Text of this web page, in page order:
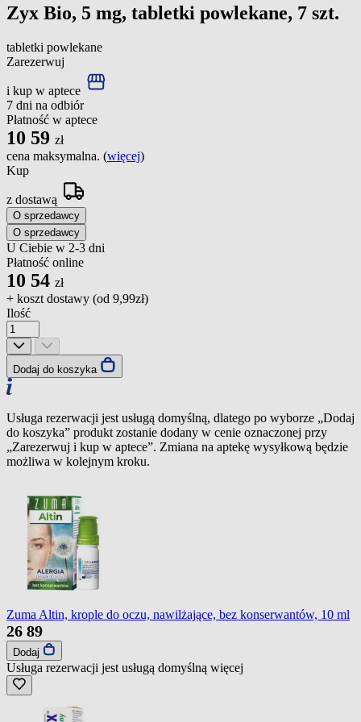
Zyx Bio, 5 mg, tabletki powlekane, 7 szt.
tabletki powlekane
Zarezerwuj
i kup w aptece
7 dni na odbiór
Płatność w aptece
10 59 zł
cena maksymalna. (więcej)
Kup
z dostawą
O sprzedawcy
O sprzedawcy
U Ciebie w 2-3 dni
Płatność online
10 54 zł
+ koszt dostawy (od 9,99zł)
Ilość
Dodaj do koszyka
Usługa rezerwacji jest usługą domyślną, dlatego po wyborze „Dodaj
do koszyka” produkt zostanie dodany w cenie oznaczonej przy
„Zarezerwuj i kup w aptece”. Zmiana na aptekę wysyłkową będzie
możliwa w kolejnym kroku.
Zuma Altin, krople do oczu, nawilżające, bez konserwantów, 10 ml
26 89
Dodaj
Usługa rezerwacji jest usługą domyślną więcej